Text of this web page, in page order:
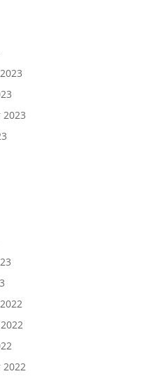
2022